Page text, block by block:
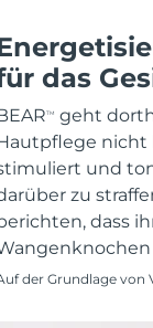
das
TM
geht
nicht
und
zu
dass
der Grundlage von